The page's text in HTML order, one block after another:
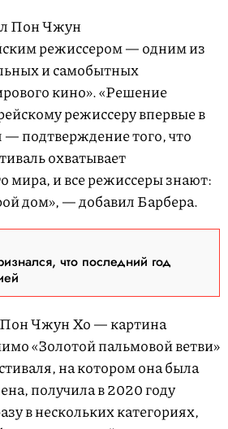
Пон Чжун
режиссером — одним из
и самобытных
кино». «Решение
режиссеру впервые в
— подтверждение того, что
охватывает
мира, и все режиссеры знают:
дом», — добавил Барбера.
что последний год
Пон Чжун Хо — картина
«Золотой пальмовой ветви»
на котором она была
получила в 2020 году
в нескольких категориях,